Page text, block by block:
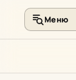
Меню